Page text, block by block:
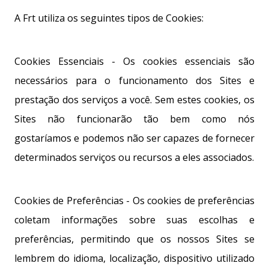
A Frt utiliza os seguintes tipos de Cookies:
Cookies Essenciais - Os cookies essenciais são
necessários para o funcionamento dos Sites e
prestação dos serviços a você. Sem estes cookies, os
Sites não funcionarão tão bem como nós
gostaríamos e podemos não ser capazes de fornecer
determinados serviços ou recursos a eles associados.
Cookies de Preferências - Os cookies de preferências
coletam informações sobre suas escolhas e
preferências, permitindo que os nossos Sites se
lembrem do idioma, localização, dispositivo utilizado